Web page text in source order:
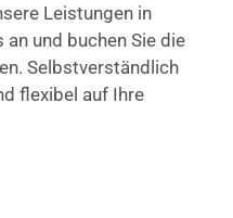
Leistungen in
an und buchen Sie die
Selbstverständlich
flexibel auf Ihre